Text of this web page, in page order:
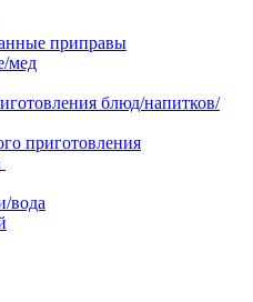
приправы
мед
блюд/напитков/
приготовления
вода